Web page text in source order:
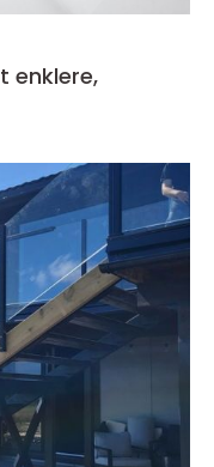
enklere,